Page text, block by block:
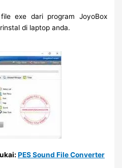
exe dari program JoyoBox
di laptop anda.
PES Sound File Converter